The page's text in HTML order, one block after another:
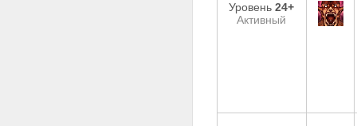
Уровень24+
Активный